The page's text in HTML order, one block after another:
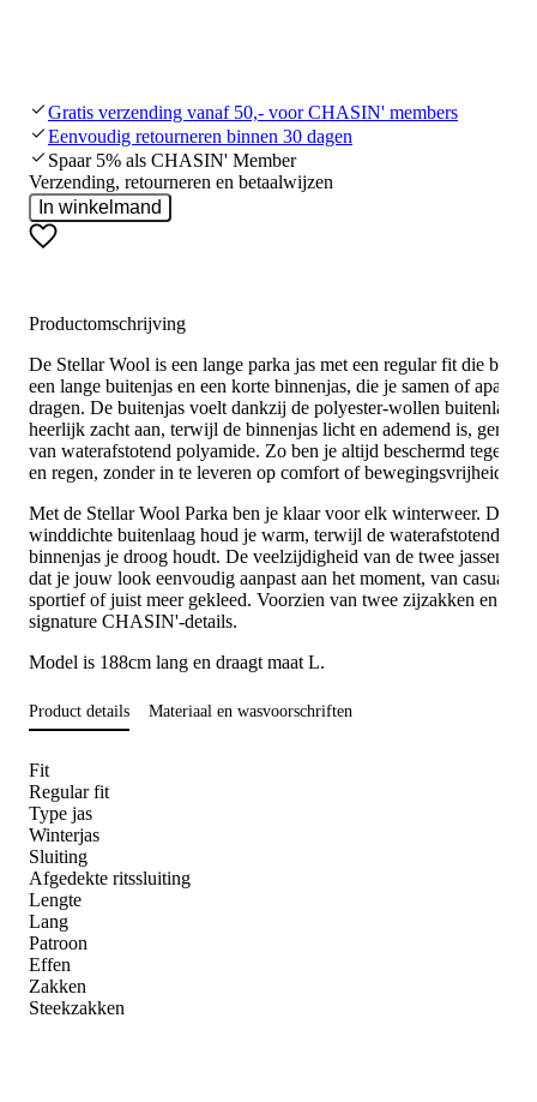
Gratis verzending vanaf 50,- voor CHASIN' members
Eenvoudig retourneren binnen 30 dagen
Spaar 5% als CHASIN' Member
Verzending, retourneren en betaalwijzen
In winkelmand
Productomschrijving
De Stellar Wool is een lange parka jas met een regular fit die
een lange buitenjas en een korte binnenjas, die je samen of apart
dragen. De buitenjas voelt dankzij de polyester-wollen buitenlaag
heerlijk zacht aan, terwijl de binnenjas licht en ademend is,
van waterafstotend polyamide. Zo ben je altijd beschermd tegen
en regen, zonder in te leveren op comfort of bewegingsvrijheid.
Met de Stellar Wool Parka ben je klaar voor elk winterweer. De
winddichte buitenlaag houd je warm, terwijl de waterafstotende
binnenjas je droog houdt. De veelzijdigheid van de twee jassen
dat je jouw look eenvoudig aanpast aan het moment, van casual
sportief of juist meer gekleed. Voorzien van twee zijzakken en
signature CHASIN'-details.
Model is 188cm lang en draagt maat L.
Product details Materiaal en wasvoorschriften
Fit
Regular fit
Type jas
Winterjas
Sluiting
Afgedekte ritssluiting
Lengte
Lang
Patroon
Effen
Zakken
Steekzakken